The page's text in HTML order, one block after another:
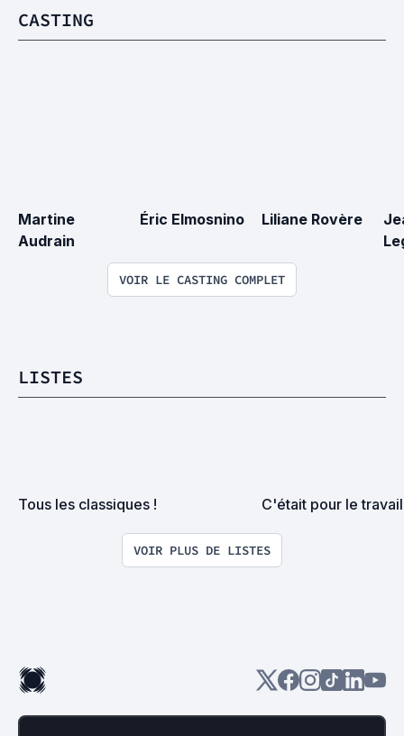
CASTING
Martine
Audrain
Éric Elmosnino Liliane Rovère
VOIR LE CASTING COMPLET
LISTES
Tous les classiques ! C'était pour le
VOIR PLUS DE LISTES